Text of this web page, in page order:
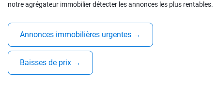
notre agrégateur immobilier détecter les annonces les plus rentables.
Annonces immobilières urgentes →
Baisses de prix →